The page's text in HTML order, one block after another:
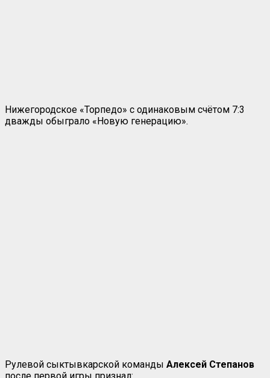
Нижегородское «Торпедо» с одинаковым счётом 7:3
дважды обыграло «Новую генерацию».
Рулевой сыктывкарской команды Алексей Степанов